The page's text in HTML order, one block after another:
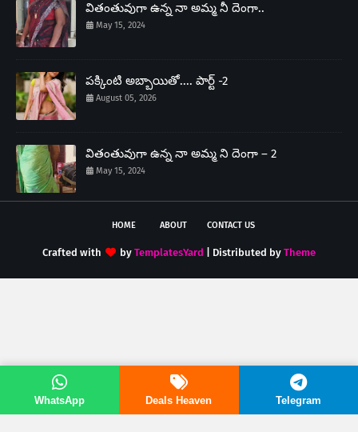
వితంతువుగా ఉన్న నా అమ్మ నీ దెంగా..
May 15, 2024
పక్కింటి అబ్బాయితో.... పార్ట్ -2
August 05, 2026
వితంతువుగా ఉన్న నా అమ్మ ని దెంగా – 2
May 15, 2024
HOME ABOUT CONTACT US
Crafted with by TemplatesYard | Distributed by Theme
WhatsApp Deals Heaven Telegram